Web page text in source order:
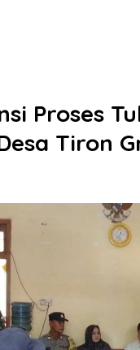
Proses
Tiron